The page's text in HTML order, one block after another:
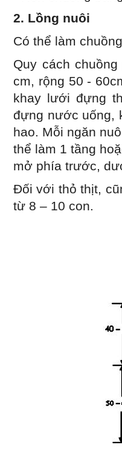
2. Lồng nuôi
Có thể làm
Quy cách
cm, rộng 50 -
khay lưới đựng
đựng nước uống,
hao. Mỗi ngăn
thể làm 1 tầng
mở phía trước,
Đối với thỏ thịt,
từ 8 – 10 con.